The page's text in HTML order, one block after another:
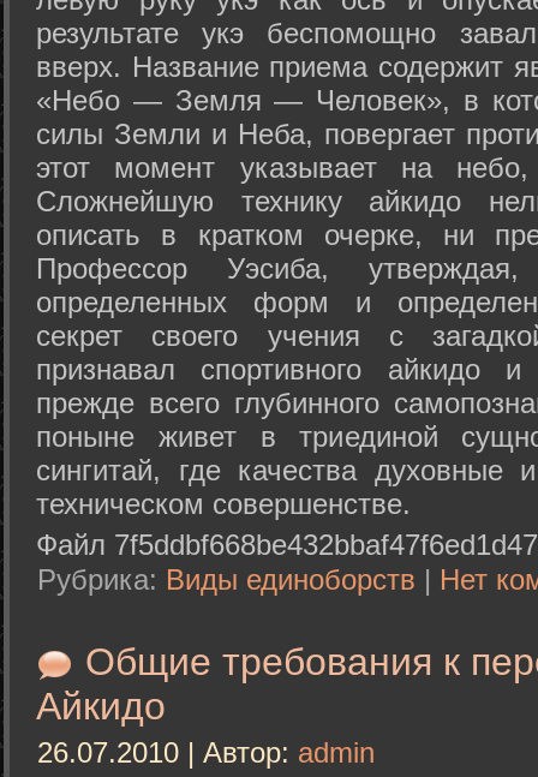
результате укэ беспомощно
вверх. Название приема содержит
«Небо — Земля — Человек», в
силы Земли и Неба, повергает
этот момент указывает на
Сложнейшую технику айкидо
описать в кратком очерке, ни
Профессор Уэсиба,
определенных форм и
секрет своего учения с
признавал спортивного айкидо
прежде всего глубинного
поныне живет в триединой
сингитай, где качества духовные
техническом совершенстве.
Файл
Рубрика: Виды единоборств | Нет
Общие требования к
Айкидо
26.07.2010 | Автор: admin